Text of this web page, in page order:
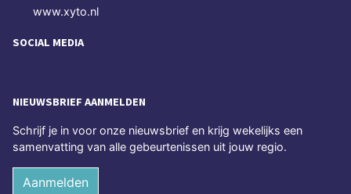
www.xyto.nl
SOCIAL MEDIA
NIEUWSBRIEF AANMELDEN
Schrijf je in voor onze nieuwsbrief en krijg wekelijks een
samenvatting van alle gebeurtenissen uit jouw regio.
Aanmelden